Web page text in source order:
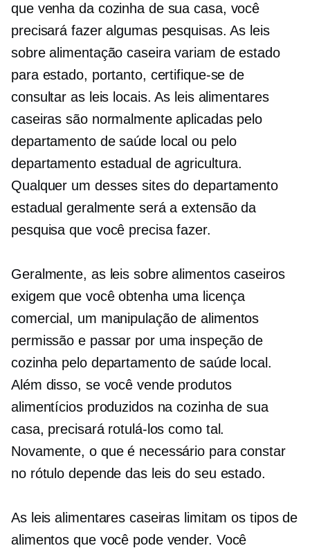
que venha da cozinha de sua casa, você
precisará fazer algumas pesquisas. As leis
sobre alimentação caseira variam de estado
para estado, portanto, certifique-se de
consultar as leis locais. As leis alimentares
caseiras são normalmente aplicadas pelo
departamento de saúde local ou pelo
departamento estadual de agricultura.
Qualquer um desses sites do departamento
estadual geralmente será a extensão da
pesquisa que você precisa fazer.
Geralmente, as leis sobre alimentos caseiros
exigem que você obtenha uma licença
comercial, um manipulação de alimentos
permissão e passar por uma inspeção de
cozinha pelo departamento de saúde local.
Além disso, se você vende produtos
alimentícios produzidos na cozinha de sua
casa, precisará rotulá-los como tal.
Novamente, o que é necessário para constar
no rótulo depende das leis do seu estado.
As leis alimentares caseiras limitam os tipos de
alimentos que você pode vender. Você